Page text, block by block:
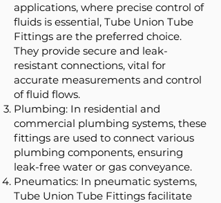
applications, where precise control of
fluids is essential, Tube Union Tube
Fittings are the preferred choice.
They provide secure and leak-
resistant connections, vital for
accurate measurements and control
of fluid flows.
Plumbing: In residential and
commercial plumbing systems, these
fittings are used to connect various
plumbing components, ensuring
leak-free water or gas conveyance.
Pneumatics: In pneumatic systems,
Tube Union Tube Fittings facilitate